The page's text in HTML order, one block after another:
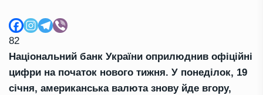
82
Національний банк України оприлюднив офіційні
цифри на початок нового тижня. У понеділок, 19
січня, американська валюта знову йде вгору,